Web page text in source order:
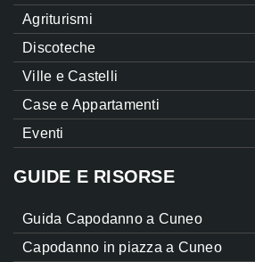
Agriturismi
Discoteche
Ville e Castelli
Case e Appartamenti
Eventi
GUIDE E RISORSE
Guida Capodanno a Cuneo
Capodanno in piazza a Cuneo